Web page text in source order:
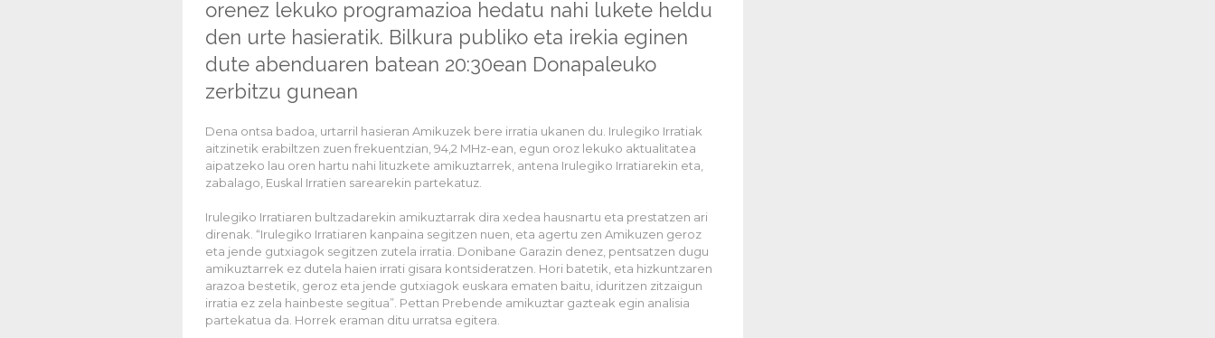
orenez lekuko programazioa hedatu nahi lukete heldu
den urte hasieratik. Bilkura publiko eta irekia eginen
dute abenduaren batean 20:30ean Donapaleuko
zerbitzu gunean
Dena ontsa badoa, urtarril hasieran Amikuzek bere irratia ukanen du. Irulegiko Irratiak
aitzinetik erabiltzen zuen frekuentzian, 94,2 MHz-ean, egun oroz lekuko aktualitatea
aipatzeko lau oren hartu nahi lituzkete amikuztarrek, antena Irulegiko Irratiarekin eta,
zabalago, Euskal Irratien sarearekin partekatuz.
Irulegiko Irratiaren bultzadarekin amikuztarrak dira xedea hausnartu eta prestatzen ari
direnak. “Irulegiko Irratiaren kanpaina segitzen nuen, eta agertu zen Amikuzen geroz
eta jende gutxiagok segitzen zutela irratia. Donibane Garazin denez, pentsatzen dugu
amikuztarrek ez dutela haien irrati gisara kontsideratzen. Hori batetik, eta hizkuntzaren
arazoa bestetik, geroz eta jende gutxiagok euskara ematen baitu, iduritzen zitzaigun
irratia ez zela hainbeste segitua”. Pettan Prebende amikuztar gazteak egin analisia
partekatua da. Horrek eraman ditu urratsa egitera.